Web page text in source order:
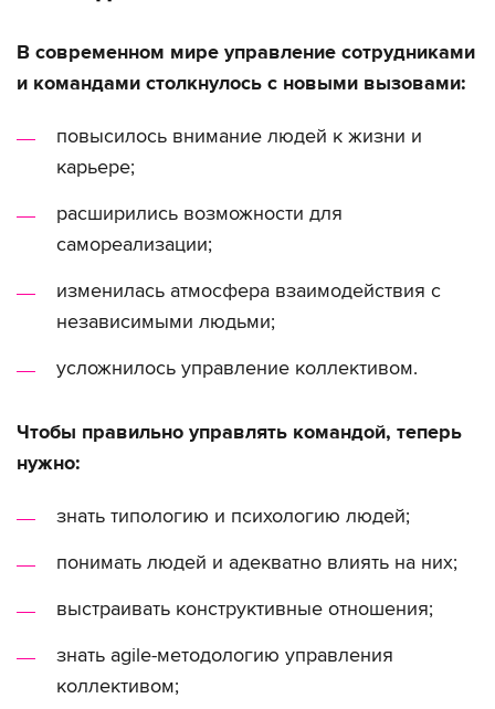
В современном мире управление сотрудниками
и командами столкнулось с новыми вызовами:
повысилось внимание людей к жизни и
карьере;
расширились возможности для
самореализации;
изменилась атмосфера взаимодействия с
независимыми людьми;
усложнилось управление коллективом.
Чтобы правильно управлять командой, теперь
нужно:
знать типологию и психологию людей;
понимать людей и адекватно влиять на них;
выстраивать конструктивные отношения;
знать agile-методологию управления
коллективом;